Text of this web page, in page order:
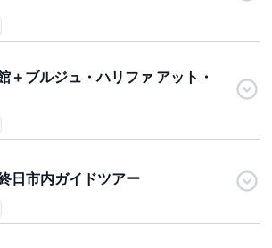
ライト:
ッソー、エキスポシティドバイ、またはワ
ターパーク
のカスタマイズも可能です。思い出に残る
ください。
＋ブルジュ・ハリファ アット・
日市内ガイドツアー